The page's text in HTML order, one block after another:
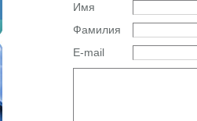
Имя
Фамилия
E-mail